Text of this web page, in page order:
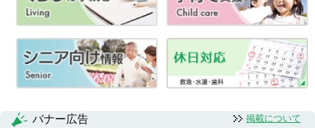
ゲ
シ
ョ
バナー広告 掲載について